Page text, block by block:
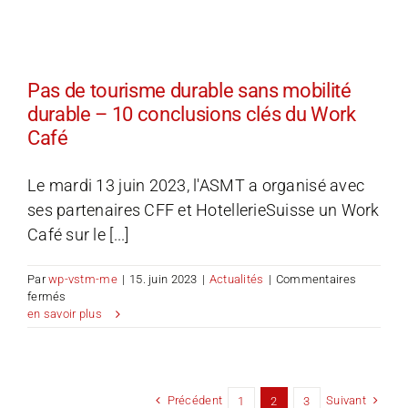
la
FST.
Pas de tourisme durable sans mobilité
durable – 10 conclusions clés du Work
Café
Le mardi 13 juin 2023, l'ASMT a organisé avec
ses partenaires CFF et HotellerieSuisse un Work
Café sur le [...]
Parwp-vstm-me | 15. juin 2023 | Actualités | Commentaires
fermés
Pas
de
en savoir plus
Précédent 1 2 3 Suivant